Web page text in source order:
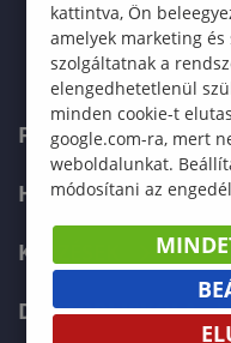
FELVÉTELIZŐKNEK
HALLGATÓKNAK
KÉPZÉSEK
DOKTORI ISKOLA
kattintva, Ön
amelyek marketing
szolgáltatnak a
elengedhetetlenül
minden cookie-t
google.com-ra, mert
weboldalunkat.
módosítani az